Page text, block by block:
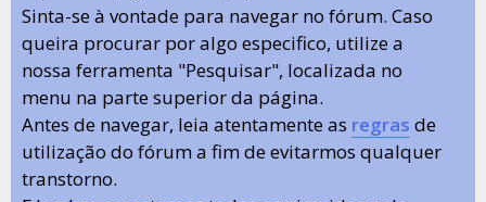
Sinta-se à vontade para navegar no fórum. Caso
queira procurar por algo especifico, utilize a
nossa ferramenta "Pesquisar", localizada no
menu na parte superior da página.
Antes de navegar, leia atentamente as regras de
utilização do fórum a fim de evitarmos qualquer
transtorno.